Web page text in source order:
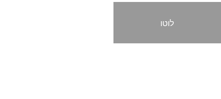
אנימציה ופוסט
מזון ומשקאות
לוטו